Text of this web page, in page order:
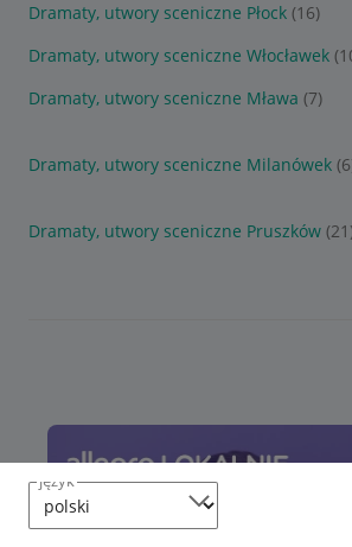
język
Dramaty, utwory sceniczne Płock (16)
Dramaty, utwory sceniczne Włocławek
Dramaty, utwory sceniczne Mława (7)
Dramaty, utwory sceniczne Milanówek
Dramaty, utwory sceniczne Pruszków